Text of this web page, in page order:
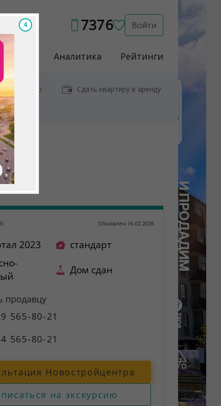
7376 Войти
Аналитика Рейтинги
у метро Сдать квартиру в аренду
) Обновлен 16.02.2026
2023
стандарт
Дом сдан
продавцу
565-80-21
565-80-21
Новостройцентра
на экскурсию
2